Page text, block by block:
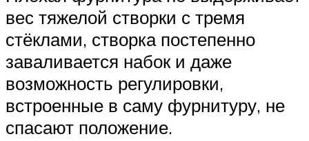
вес тяжелой створки с тремя
стёклами, створка постепенно
заваливается набок и даже
возможность регулировки,
встроенные в саму фурнитуру, не
спасают положение.